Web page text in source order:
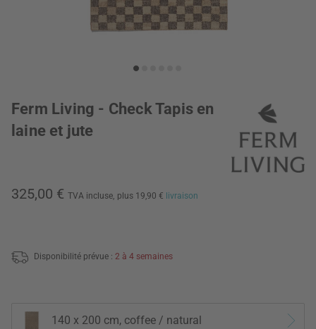
Ferm Living - Check Tapis en
laine et jute
325,00 € TVA incluse, plus 19,90 € livraison
Disponibilité prévue : 2 à 4 semaines
140 x 200 cm, coffee / natural